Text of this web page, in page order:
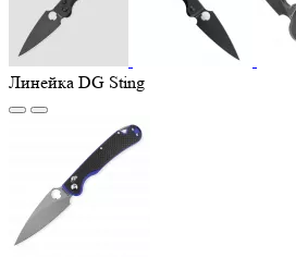
Линейка DG Sting